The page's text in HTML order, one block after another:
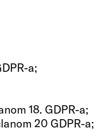
a;
18. GDPR-a;
20 GDPR-a;